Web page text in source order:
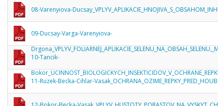
08-Varenyiova-
09-Ducsay-Varga-Varenyiova-
10-Tancik-
11-Ruzek-Becka-Cihlar-